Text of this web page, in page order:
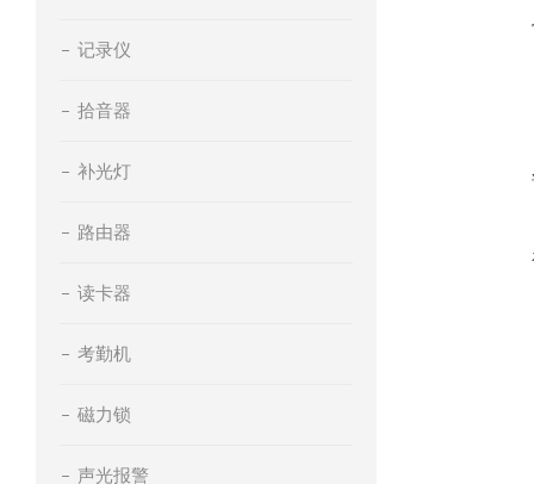
记录仪
拾音器
补光灯
路由器
读卡器
考勤机
磁力锁
声光报警